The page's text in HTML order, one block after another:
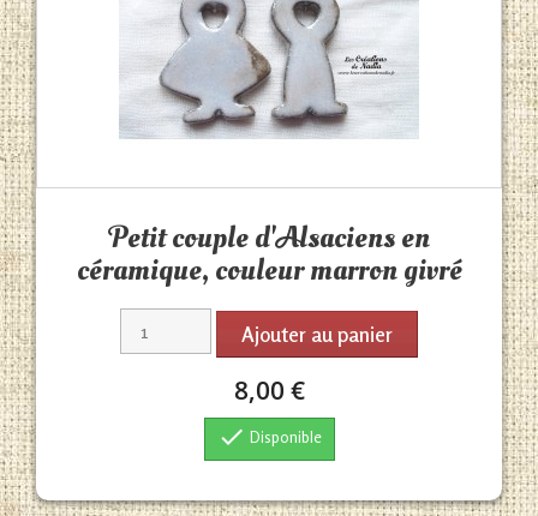
Petit couple d'Alsaciens en
céramique, couleur marron givré
Ajouter au panier
8,00 €
 Disponible